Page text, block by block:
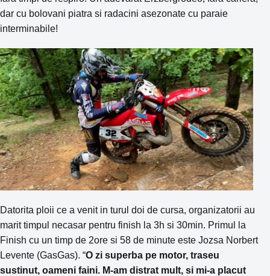
dar cu bolovani piatra si radacini asezonate cu paraie
interminabile!
Datorita ploii ce a venit in turul doi de cursa, organizatorii au
marit timpul necasar pentru finish la 3h si 30min. Primul la
Finish cu un timp de 2ore si 58 de minute este Jozsa Norbert
Levente (GasGas). “O zi superba pe motor, traseu
sustinut, oameni faini. M-am distrat mult, si mi-a placut